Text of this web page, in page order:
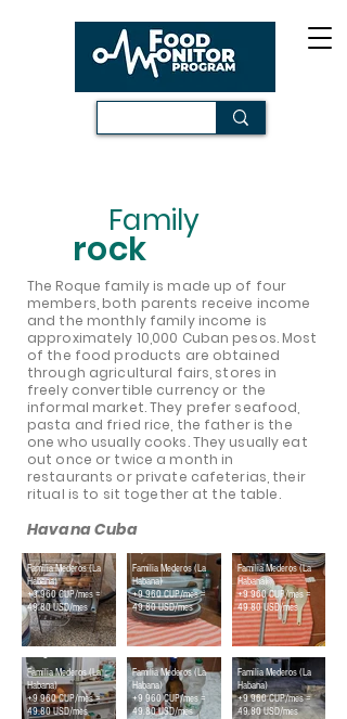
Family
rock
The Roque family is made up of four
members, both parents receive income
and the monthly family income is
approximately 10,000 Cuban pesos. Most
of the food products are obtained
through agricultural fairs, stores in
freely convertible currency or the
informal market. They prefer seafood,
pasta and fried rice, the father is the
one who usually cooks. They usually eat
out once or twice a month in
restaurants or private cafeterias, their
ritual is to sit together at the table.
Havana Cuba
Familia Mederos (La
Habana)
+9 960 CUP/mes =
49.80 USD/mes
Familia Mederos (La
Habana)
+9 960 CUP/mes =
49.80 USD/mes
Familia Mederos (La
Habana)
+9 960 CUP/mes =
49.80 USD/mes
Familia Mederos (La
Habana)
+9 960 CUP/mes =
49.80 USD/mes
Familia Mederos (La
Habana)
+9 960 CUP/mes =
49.80 USD/mes
Familia Mederos (La
Habana)
+9 960 CUP/mes =
49.80 USD/mes